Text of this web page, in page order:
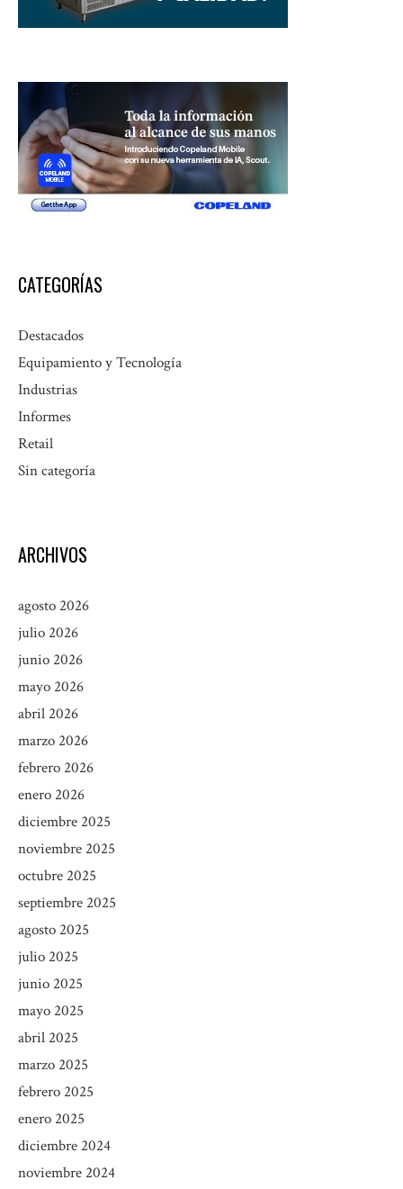
CATEGORÍAS
Destacados
Equipamiento y Tecnología
Industrias
Informes
Retail
Sin categoría
ARCHIVOS
agosto 2026
julio 2026
junio 2026
mayo 2026
abril 2026
marzo 2026
febrero 2026
enero 2026
diciembre 2025
noviembre 2025
octubre 2025
septiembre 2025
agosto 2025
julio 2025
junio 2025
mayo 2025
abril 2025
marzo 2025
febrero 2025
enero 2025
diciembre 2024
noviembre 2024